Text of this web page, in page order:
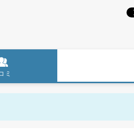
ミ